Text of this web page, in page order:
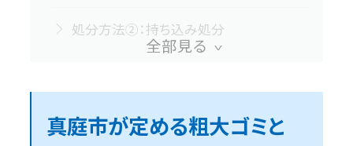
処分方法②：持ち込み処分
真庭市の粗大ゴミにかかる料金
真庭市が定める粗大ゴミと